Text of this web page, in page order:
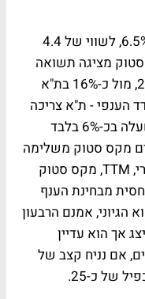
בתגובה לתוצאות המניה מזנקת בכ-6.5%, לשווי של 4.4
מציגה תשואה
עודפת על המדדים עם עליה של 28%, מול כ-16% בת"א
הענפי - ת"א צריכה
(לשעבר מדד רשתות שיווק ומזון) שעלה בכ-6% בלבד
בטווח של 12 חודשים מקס סטוק משלימה
הכפלה של כ-100%. במכפיל היסטורי, TTM, מקס סטוק
גבוה יחסית מבחינת הענף
אמנם הרבעון
אך הוא עדיין
אם נניח קצב של